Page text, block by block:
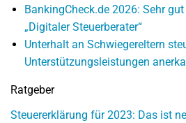
BankingCheck.de 2026: Sehr
„Digitaler Steuerberater“
Unterhalt an Schwiegereltern
Unterstützungsleistungen
Ratgeber
Steuererklärung für 2023: Das ist